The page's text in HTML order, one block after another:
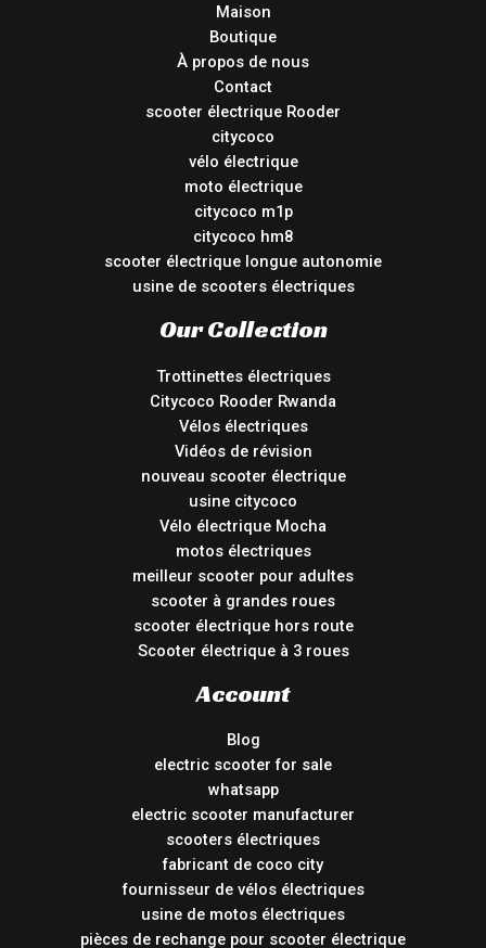
Maison
Boutique
À propos de nous
Contact
scooter électrique Rooder
citycoco
vélo électrique
moto électrique
citycoco m1p
citycoco hm8
scooter électrique longue autonomie
usine de scooters électriques
Our Collection
Trottinettes électriques
Citycoco Rooder Rwanda
Vélos électriques
Vidéos de révision
nouveau scooter électrique
usine citycoco
Vélo électrique Mocha
motos électriques
meilleur scooter pour adultes
scooter à grandes roues
scooter électrique hors route
Scooter électrique à 3 roues
Account
Blog
electric scooter for sale
whatsapp
electric scooter manufacturer
scooters électriques
fabricant de coco city
fournisseur de vélos électriques
usine de motos électriques
pièces de rechange pour scooter électrique